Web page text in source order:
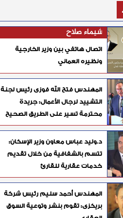
شيماء صلاح
اتصال هاتفي بين وزير الخارجية
ونظيره العماني
المهندس فتح الله فوزى رئيس لجنة
التشييد لرجال الأعمال: جريدة
محترمة تسير على الطريق الصحيح
د.وليد عباس معاون وزير الإسكان:
تتسم بالشفافية من خلال تقديم
خدمات عقارية للقارئ
المهندس أحمد سليم رئيس شركة
بريكزى: تقوم بنشر وتوعية السوق